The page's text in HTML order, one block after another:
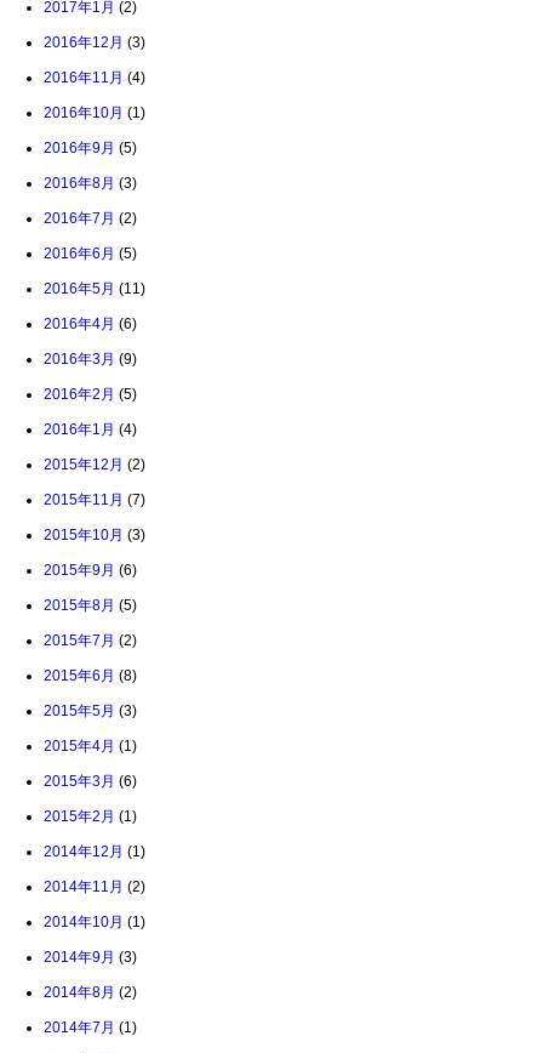
2017年1月 (2)
2016年12月 (3)
2016年11月 (4)
2016年10月 (1)
2016年9月 (5)
2016年8月 (3)
2016年7月 (2)
2016年6月 (5)
2016年5月 (11)
2016年4月 (6)
2016年3月 (9)
2016年2月 (5)
2016年1月 (4)
2015年12月 (2)
2015年11月 (7)
2015年10月 (3)
2015年9月 (6)
2015年8月 (5)
2015年7月 (2)
2015年6月 (8)
2015年5月 (3)
2015年4月 (1)
2015年3月 (6)
2015年2月 (1)
2014年12月 (1)
2014年11月 (2)
2014年10月 (1)
2014年9月 (3)
2014年8月 (2)
2014年7月 (1)